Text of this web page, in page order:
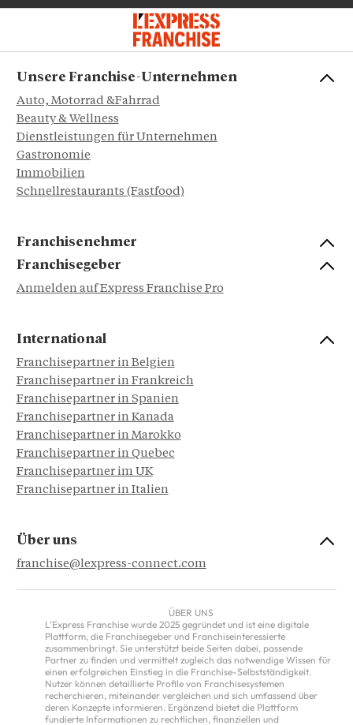
Unsere Franchise-Unternehmen
Auto, Motorrad &Fahrrad
Beauty & Wellness
Dienstleistungen für Unternehmen
Gastronomie
Immobilien
Schnellrestaurants (Fastfood)
Franchisenehmer
Franchisegeber
Anmelden auf Express Franchise Pro
International
Franchisepartner in Belgien
Franchisepartner in Frankreich
Franchisepartner in Spanien
Franchisepartner in Kanada
Franchisepartner in Marokko
Franchisepartner in Quebec
Franchisepartner im UK
Franchisepartner in Italien
Über uns
franchise@lexpress-connect.com
ÜBER UNS
L’Express Franchise wurde 2025 gegründet und ist eine digitale
Plattform, die Franchisegeber und Franchiseinteressierte
zusammenbringt. Sie unterstützt beide Seiten dabei, passende
Partner zu finden und vermittelt zugleich das notwendige Wissen für
einen erfolgreichen Einstieg in die Franchise-Selbstständigkeit.
Nutzer können detaillierte Profile von Franchisesystemen
recherchieren, miteinander vergleichen und sich umfassend über
deren Konzepte informieren. Ergänzend bietet die Plattform
fundierte Informationen zu rechtlichen, finanziellen und